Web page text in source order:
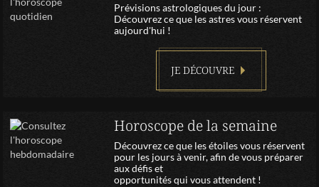
Prévisions astrologiques du jour :
Découvrez ce que les astres vous réservent
aujourd'hui !
JE DÉCOUVRE
Horoscope de la semaine
Découvrez ce que les étoiles vous réservent
pour les jours à venir, afin de vous préparer
aux défis et
opportunités qui vous attendent !